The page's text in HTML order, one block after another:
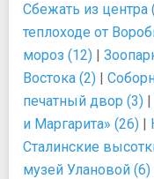
Сбежать из центра
теплоходе от
мороз (12) |
Востока (2) |
печатный двор (3) |
и Маргарита» (26) |
Сталинские
музей Улановой (6)